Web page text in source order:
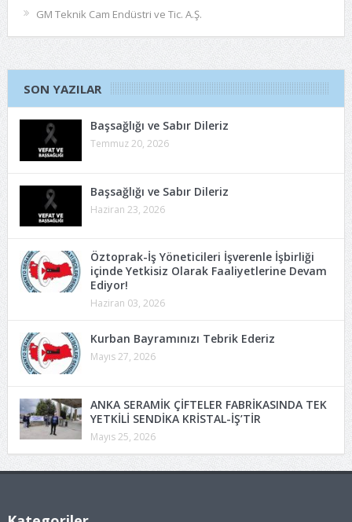
GM Teknik Cam Endüstri ve Tic. A.Ş.
SON YAZILAR
Başsağlığı ve Sabır Dileriz
Temmuz 20, 2026
Başsağlığı ve Sabır Dileriz
Haziran 23, 2026
Öztoprak-İş Yöneticileri İşverenle İşbirliği
içinde Yetkisiz Olarak Faaliyetlerine Devam
Ediyor!
Haziran 03, 2026
Kurban Bayramınızı Tebrik Ederiz
Mayıs 27, 2026
ANKA SERAMİK ÇİFTELER FABRİKASINDA TEK
YETKİLİ SENDİKA KRİSTAL-İŞ’TİR
Mayıs 25, 2026